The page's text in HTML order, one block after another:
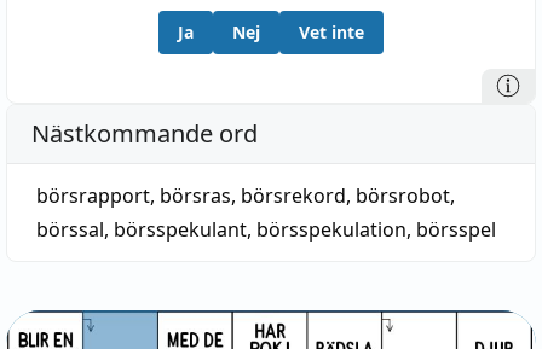
Ja Nej Vet inte
Nästkommande ord
börsrapport, börsras, börsrekord, börsrobot,
börssal, börsspekulant, börsspekulation, börsspel